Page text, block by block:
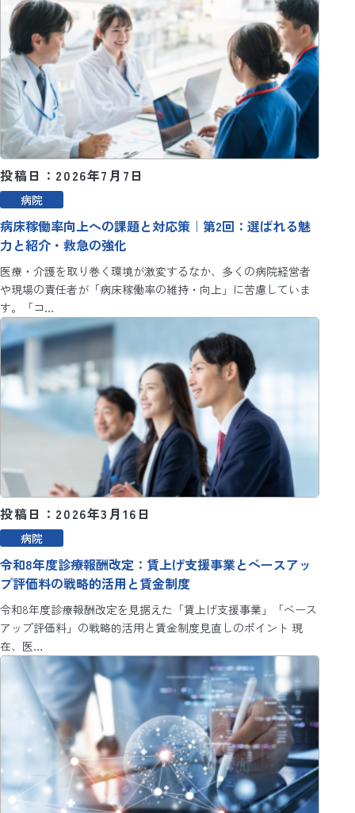
投稿日：2026年7月7日
病院
病床稼働率向上への課題と対応策｜第2回：選ばれる魅
力と紹介・救急の強化
医療・介護を取り巻く環境が激変するなか、多くの病院経営者
や現場の責任者が「病床稼働率の維持・向上」に苦慮していま
す。「コ…
投稿日：2026年3月16日
病院
令和8年度診療報酬改定：賃上げ支援事業とベースアッ
プ評価料の戦略的活用と賃金制度
令和8年度診療報酬改定を見据えた「賃上げ支援事業」「ベース
アップ評価料」の戦略的活用と賃金制度見直しのポイント 現
在、医…